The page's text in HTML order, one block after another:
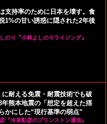
支持率のために日本を壊す。食
1%の甘い誘惑に隠された2年後
のり『小林よしのりライジング』
に耐える免震・耐震技術でも破
年熊本地震の「想定を超えた揺
かにした“現行基準の弱点”
『冷泉彰彦のプリンストン通信』